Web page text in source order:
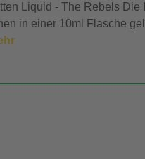
Liquid - The Rebels Die
in einer 10ml Flasche